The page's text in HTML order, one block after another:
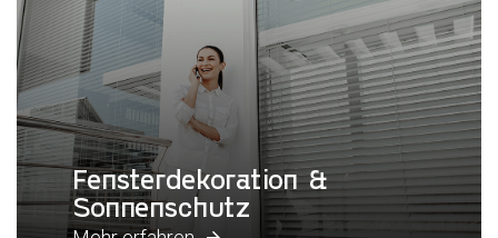
Fensterdekoration &
Sonnenschutz